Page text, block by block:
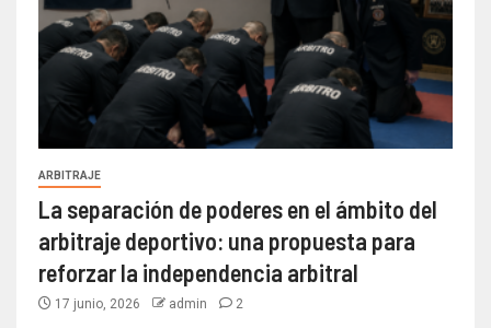
ARBITRAJE
La separación de poderes en el ámbito del
arbitraje deportivo: una propuesta para
reforzar la independencia arbitral
17 junio, 2026 admin 2